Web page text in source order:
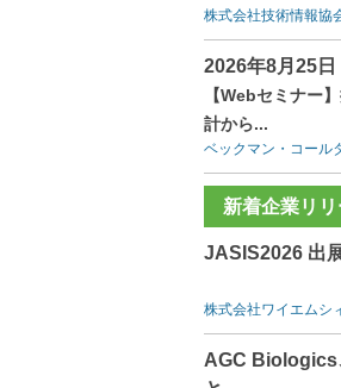
株式会社技術情報協
2026年8月25
【Webセミナー
計から...
ベックマン・コール
新着企業リリ
JASIS2026 出
株式会社ワイエムシ
AGC Biologics